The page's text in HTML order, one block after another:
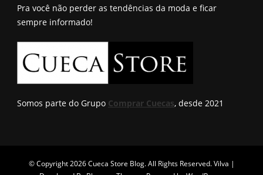
Pra você não perder as tendências da moda e ficar
sempre informado!
Somos parte do Grupo Comprar Cuecas, desde 2021
© Copyright 2026Cueca Store Blog. All Rights Reserved.Vilva |